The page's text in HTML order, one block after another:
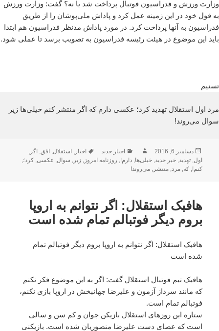
وزارت ورزش و فدراسیون فوتبال پرداخت شد یا نه؟ گفت: وزارت ورزش
به قول خود در این زمینه عمل کرد و پاداش ملی‌پوشان را از طریق
فدراسیون به آنها پرداخت کرد. در مورد پاداش مدنظر فدراسیون هم ابتدا
باید این موضوع در هیئت رئیسه فدراسیون به تصویب برسد تا عملی شود.
تسنیم
مرد اول استقلال تهدید کرد؛ عکسی دارم که اگر منتشر کنم خیلی‌ها زیر
سوال می‌روند!
ارسال
شده
در
دسامبر 6, 2016 نویسندهدسته‌ها
اخبار جدید برچسب‌ها
اخبار, استقلال, افق, اگر,
اول,تهدید,خبر جدید,خیلی‌ها,دارم!, روزنامه امروز, زیر, سوال, عکسی,کرد؛,
کنم!,که,مرد,منتشر,می‌روند!
هافبک استقلال: اگر نتوانم به اروپا
بروم دیگر فوتبالم تمام شده است
هافبک استقلال: اگر نتوانم به اروپا بروم دیگر فوتبالم تمام
شده است
هافبک تیم فوتبال استقلال گفت: اگر به این موضوع فکر نکنم
که مانند سرداز آزمون و علیرضا جهانبخش در اروپا بازی نکنم،
فوتبالم تمام است.
ستاره این روزهای استقلال بازیکن جوان و کم سن و سالی
است که عصای دست علیرضا منصوریان شده است. بازیکنی